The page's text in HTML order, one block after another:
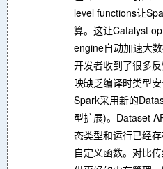
level functions让
算。这让Catalyst
engine自动加速大
开发者收到了很多
映缺乏编译时类型
Spark采用新的
型扩展)。Dataset
态类型和运行已经
自定义函数。对比